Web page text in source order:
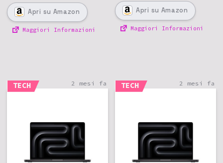
Apri su Amazon
Maggiori Informazioni
Apri su Amazon
Maggiori Informazioni
TECH 2 mesi fa TECH 2 mesi fa